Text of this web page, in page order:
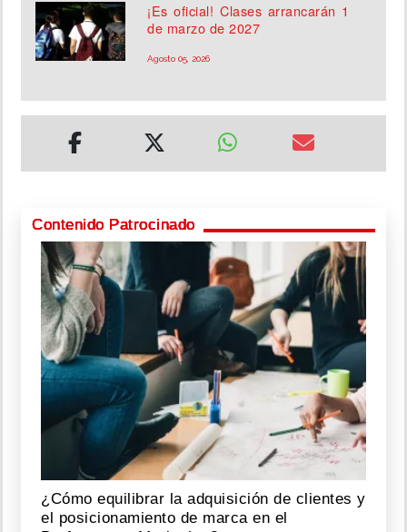
¡Es oficial! Clases arrancarán 1
de marzo de 2027
Agosto 05, 2026
Contenido Patrocinado
¿Cómo equilibrar la adquisición de clientes y
el posicionamiento de marca en el